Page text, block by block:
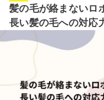
髪の毛が絡まないロ
長い髪の毛への対応